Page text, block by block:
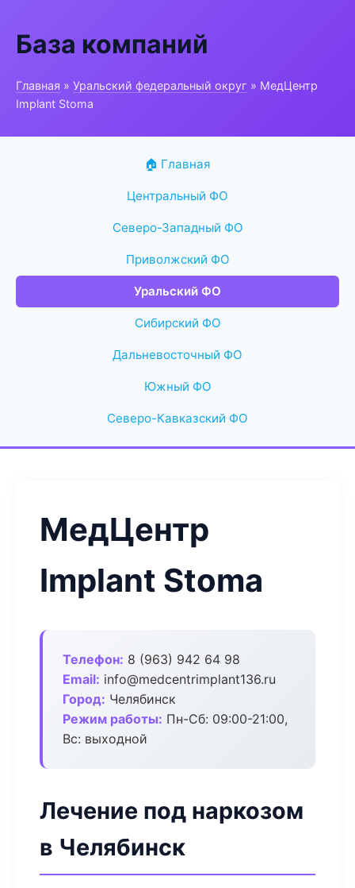
База компаний
Главная » Уральский федеральный округ » МедЦентр
Implant Stoma
🏠 Главная
Центральный ФО
Северо-Западный ФО
Приволжский ФО
Уральский ФО
Сибирский ФО
Дальневосточный ФО
Южный ФО
Северо-Кавказский ФО
МедЦентр
Implant Stoma
Телефон: 8 (963) 942 64 98
Email: info@medcentrimplant136.ru
Город: Челябинск
Режим работы: Пн-Сб: 09:00-21:00,
Вс: выходной
Лечение под наркозом
в Челябинск